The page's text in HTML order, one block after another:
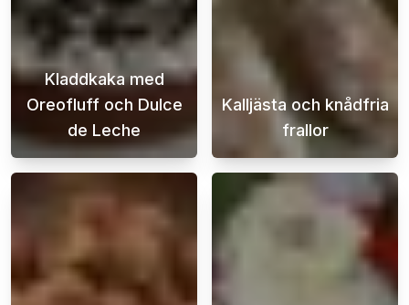
Kladdkaka med
Oreofluff och Dulce
de Leche
Den här kladdkakan med Oreofluff och
Kalljästa och knådfria
frallor
Njut av